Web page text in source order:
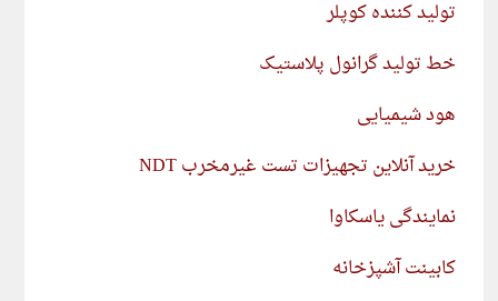
تولید کننده کوپلر
خط تولید گرانول پلاستیک
هود شیمیایی
خرید آنلاین تجهیزات تست غیرمخرب NDT
نمایندگی یاسکاوا
کابینت آشپزخانه